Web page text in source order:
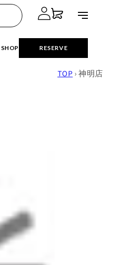
ロ
イ
カ
RESERVE
TOP › 神明店